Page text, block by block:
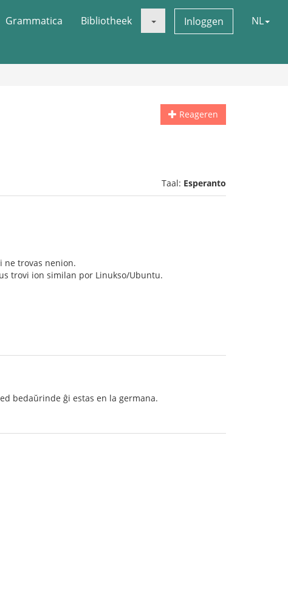
Grammatica Bibliotheek Inloggen NL
Reageren
Taal: Esperanto
ne trovas nenion.
trovi ion similan por Linukso/Ubuntu.
bedaŭrinde ĝi estas en la germana.